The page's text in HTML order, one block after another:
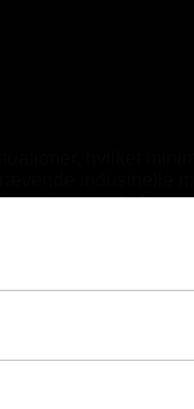
at
en problemfri
ansatte og
i at identificere